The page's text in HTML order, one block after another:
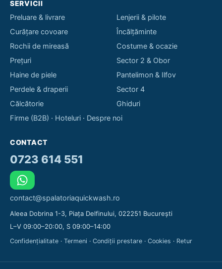
SERVICII
Preluare & livrare
Curățare covoare
Rochii de mireasă
Prețuri
Haine de piele
Perdele & draperii
Călcătorie
Lenjerii & pilote
Încălțăminte
Costume & ocazie
Sector 2 & Obor
Pantelimon & Ilfov
Sector 4
Ghiduri
Firme (B2B) · Hoteluri · Despre noi
CONTACT
0723 614 551
contact@spalatoriaquickwash.ro
Aleea Dobrina 1-3, Piața Delfinului, 022251 București
L–V 09:00–20:00, S 09:00–14:00
Confidențialitate · Termeni · Condiții prestare · Cookies · Retur